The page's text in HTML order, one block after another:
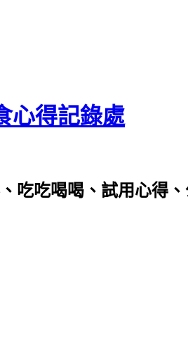
心得記錄處
吃吃喝喝、試用心得